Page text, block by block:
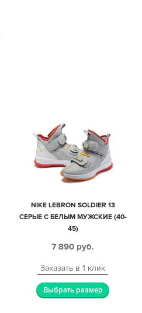
NIKE LEBRON SOLDIER 13
СЕРЫЕ С БЕЛЫМ МУЖСКИЕ (40-
45)
7 890 руб.
Заказать в 1 клик
Выбрать размер